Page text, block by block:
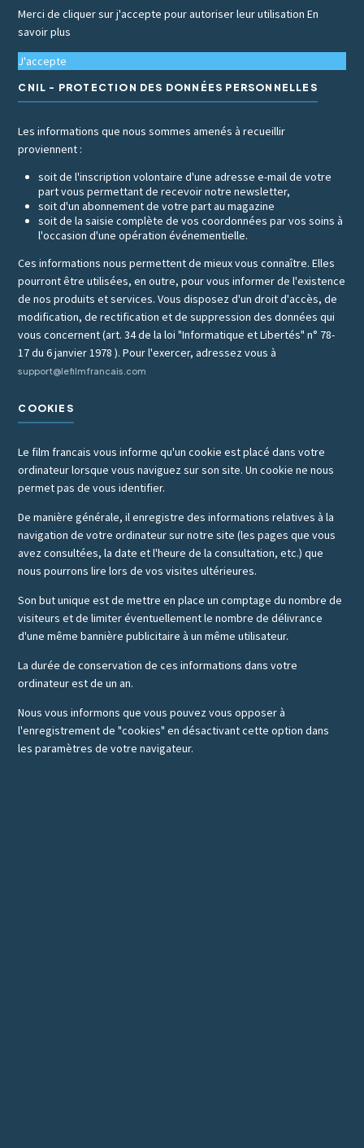
Merci de cliquer sur j'accepte pour autoriser leur utilisationEn
savoir plus
J'accepte
CNIL - PROTECTION DES DONNÉES PERSONNELLES
Les informations que nous sommes amenés à recueillir
proviennent :
soit de l'inscription volontaire d'une adresse e-mail de votre
part vous permettant de recevoir notre newsletter,
soit d'un abonnement de votre part au magazine
soit de la saisie complète de vos coordonnées par vos soins à
l'occasion d'une opération événementielle.
Ces informations nous permettent de mieux vous connaître. Elles
pourront être utilisées, en outre, pour vous informer de l'existence
de nos produits et services. Vous disposez d'un droit d'accès, de
modification, de rectification et de suppression des données qui
vous concernent (art. 34 de la loi "Informatique et Libertés" n° 78-
17 du 6 janvier 1978 ). Pour l'exercer, adressez vous à
support@lefilmfrancais.com
COOKIES
Le film francais vous informe qu'un cookie est placé dans votre
ordinateur lorsque vous naviguez sur son site. Un cookie ne nous
permet pas de vous identifier.
De manière générale, il enregistre des informations relatives à la
navigation de votre ordinateur sur notre site (les pages que vous
avez consultées, la date et l'heure de la consultation, etc.) que
nous pourrons lire lors de vos visites ultérieures.
Son but unique est de mettre en place un comptage du nombre de
visiteurs et de limiter éventuellement le nombre de délivrance
d'une même bannière publicitaire à un même utilisateur.
La durée de conservation de ces informations dans votre
ordinateur est de un an.
Nous vous informons que vous pouvez vous opposer à
l'enregistrement de "cookies" en désactivant cette option dans
les paramètres de votre navigateur.